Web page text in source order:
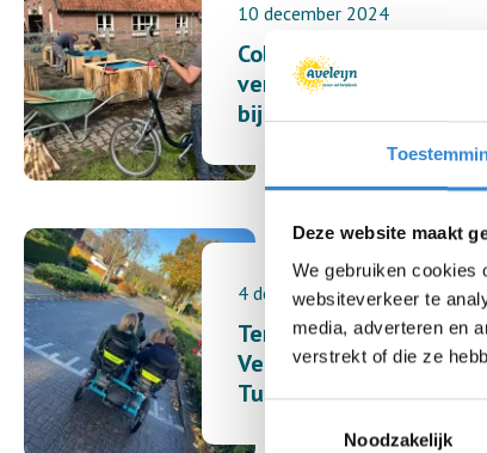
Deze website maakt
We gebruiken cookies
websiteverkeer te
media, adverteren en
verstrekt of die ze
Noodzakelijk
Collega Richard
vertelt over werken
bij de Gravenallee
10 december 2024
Terugblik op de
Verbindingsdag in
Tubbergen
4 december 2024